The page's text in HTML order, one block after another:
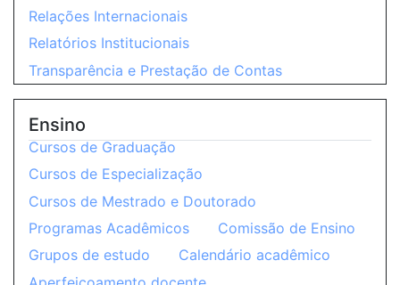
Relações Internacionais
Relatórios Institucionais
Transparência e Prestação de Contas
Ensino
Cursos de Graduação
Cursos de Especialização
Cursos de Mestrado e Doutorado
Programas Acadêmicos
Comissão de Ensino
Grupos de estudo
Calendário acadêmico